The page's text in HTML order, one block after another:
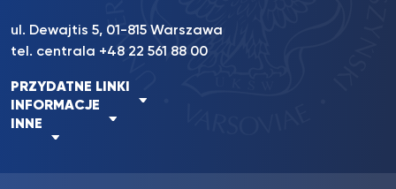
ul. Dewajtis 5, 01-815 Warszawa
tel. centrala +48 22 561 88 00
PRZYDATNE LINKI
INFORMACJE
INNE